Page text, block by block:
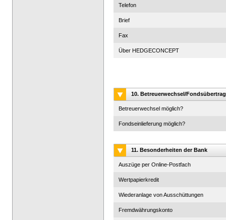
Telefon
Brief
Fax
Über HEDGECONCEPT
10. Betreuerwechsel/
Betreuerwechsel möglich?
Fondseinlieferung möglich?
11. Besonderheiten der Bank
Auszüge per Online-Postfach
Wertpapierkredit
Wiederanlage von Ausschüttungen
Fremdwährungskonto